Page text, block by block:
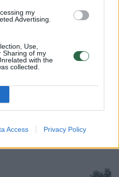
my
Advertising.
Use,
Sharing of my
with the
collected.
Access Privacy Policy
visų
bet negalėjome
kalbame apie mąsto
daugiau stočių
bandymas sukurti
ir ypatingai jo